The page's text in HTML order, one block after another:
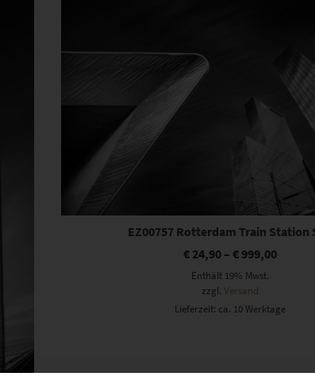
EZ00757 Rotterdam Train Station
€ 24,90 –€ 999,00
Enthält 19% Mwst.
zzgl.Versand
Lieferzeit: ca. 10 Werktage